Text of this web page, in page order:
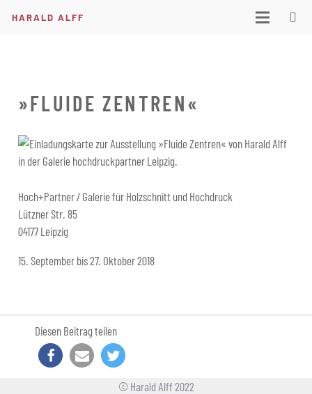
HARALD ALFF
»FLUIDE ZENTREN«
Hoch+Partner / Galerie für Holzschnitt und Hochdruck
Lützner Str. 85
04177 Leipzig
15. September bis 27. Oktober 2018
Diesen Beitrag teilen
© Harald Alff 2022